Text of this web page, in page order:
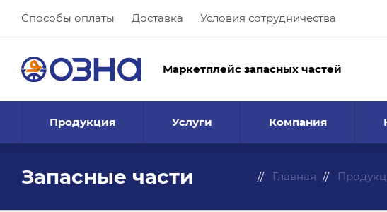
Способы оплаты Доставка Условия сотрудничества
Маркетплейс запасных частей
Продукция Услуги Компания
Запасные части Главная